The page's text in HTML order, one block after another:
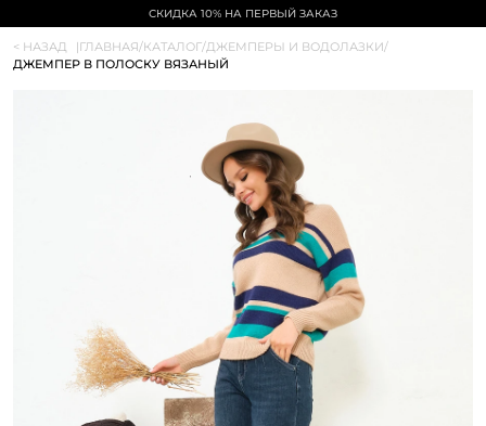
СКИДКА 10% НА ПЕРВЫЙ ЗАКАЗ
< НАЗАД |ГЛАВНАЯ/КАТАЛОГ/ДЖЕМПЕРЫ И ВОДОЛАЗКИ/
ДЖЕМПЕР В ПОЛОСКУ ВЯЗАНЫЙ